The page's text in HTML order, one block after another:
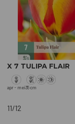
X 7 TULIPA FLAIR
apr - mei35 cm
11/12